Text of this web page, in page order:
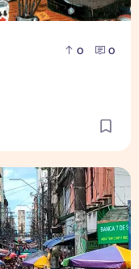
0 0
mas não